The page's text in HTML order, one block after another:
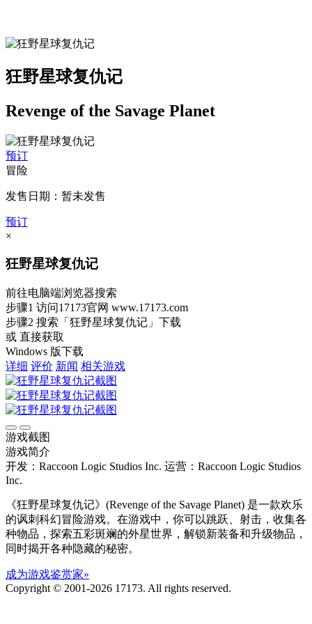
狂野星球复仇记
Revenge of the Savage Planet
预订
冒险
发售日期：暂未发售
预订
×
狂野星球复仇记
前往电脑端浏览器搜索
步骤1 访问17173官网 www.17173.com
步骤2 搜索 「狂野星球复仇记」 下载
或 直接获取
Windows 版下载
详细 评价 新闻 相关游戏
游戏截图
游戏简介
开发：Raccoon Logic Studios Inc. 运营：Raccoon Logic Studios
Inc.
《狂野星球复仇记》(Revenge of the Savage Planet) 是一款欢乐
的讽刺科幻冒险游戏。在游戏中，你可以跳跃、射击，收集各
种物品，探索五彩斑斓的外星世界，解锁新装备和升级物品，
同时揭开各种隐藏的秘密。
成为游戏鉴赏家»
Copyright © 2001-2026 17173. All rights reserved.